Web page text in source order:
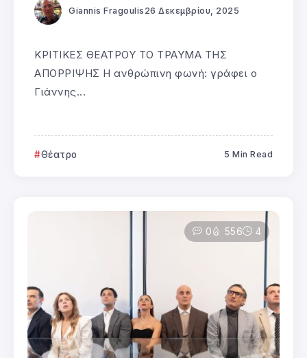
Giannis Fragoulis 26 Δεκεμβρίου, 2025
ΚΡΙΤΙΚΕΣ ΘΕΑΤΡΟΥ ΤΟ ΤΡΑΥΜΑ ΤΗΣ
ΑΠΟΡΡΙΨΗΣ Η ανθρώπινη φωνή: γράφει ο
Γιάννης...
Θέατρο 5 Min Read
0 556 4